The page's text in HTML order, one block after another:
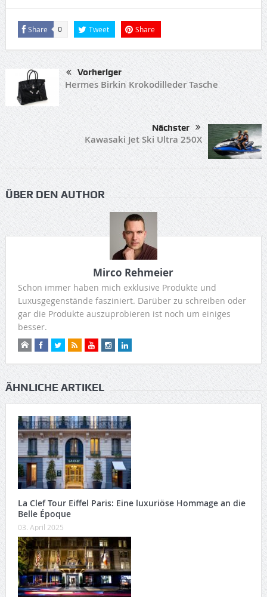
Share 0 Tweet Share
Vorheriger
Hermes Birkin Krokodilleder Tasche
Nächster
Kawasaki Jet Ski Ultra 250X
ÜBER DEN AUTHOR
Mirco Rehmeier
Schon immer haben mich exklusive Produkte und
Luxusgegenstände fasziniert. Darüber zu schreiben oder
gar die Produkte auszuprobieren ist noch um einiges
besser.
ÄHNLICHE ARTIKEL
La Clef Tour Eiffel Paris: Eine luxuriöse Hommage an die
Belle Époque
03. April 2025